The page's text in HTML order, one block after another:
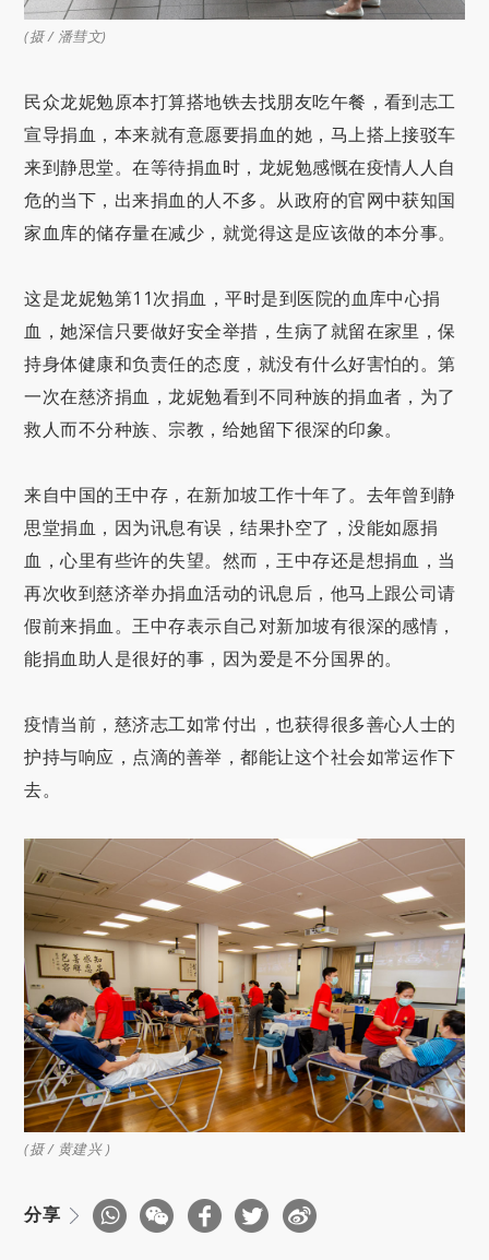
(摄 / 潘彗文)
民众龙妮勉原本打算搭地铁去找朋友吃午餐，看到志工
宣导捐血，本来就有意愿要捐血的她，马上搭上接驳车
来到静思堂。在等待捐血时，龙妮勉感慨在疫情人人自
危的当下，出来捐血的人不多。从政府的官网中获知国
家血库的储存量在减少，就觉得这是应该做的本分事。
这是龙妮勉第11次捐血，平时是到医院的血库中心捐
血，她深信只要做好安全举措，生病了就留在家里，保
持身体健康和负责任的态度，就没有什么好害怕的。第
一次在慈济捐血，龙妮勉看到不同种族的捐血者，为了
救人而不分种族、宗教，给她留下很深的印象。
来自中国的王中存，在新加坡工作十年了。去年曾到静
思堂捐血，因为讯息有误，结果扑空了，没能如愿捐
血，心里有些许的失望。然而，王中存还是想捐血，当
再次收到慈济举办捐血活动的讯息后，他马上跟公司请
假前来捐血。王中存表示自己对新加坡有很深的感情，
能捐血助人是很好的事，因为爱是不分国界的。
疫情当前，慈济志工如常付出，也获得很多善心人士的
护持与响应，点滴的善举，都能让这个社会如常运作下
去。
(摄 / 黄建兴 )
分享